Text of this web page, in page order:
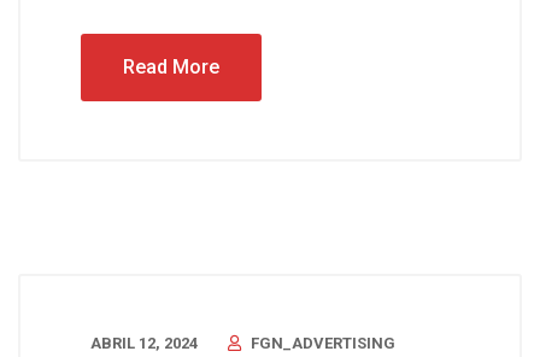
Read More
ABRIL 12, 2024
FGN_ADVERTISING